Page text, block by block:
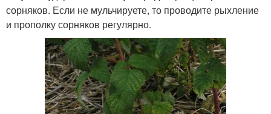
сорняков. Если не мульчируете, то проводите рыхление
и прополку сорняков регулярно.